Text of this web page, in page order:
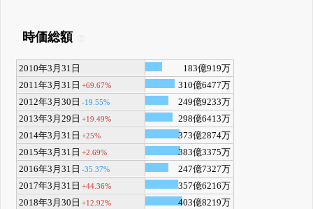
時価総額
2010年3月31日
183億919万
2011年3月31日 +69.67%
310億6477万
2012年3月30日 -19.55%
249億9233万
2013年3月29日 +19.49%
298億6413万
2014年3月31日 +25%
373億2874万
2015年3月31日 +2.69%
383億3375万
2016年3月31日 -35.37%
247億7327万
2017年3月31日 +44.36%
357億6216万
2018年3月30日 +12.92%
403億8219万